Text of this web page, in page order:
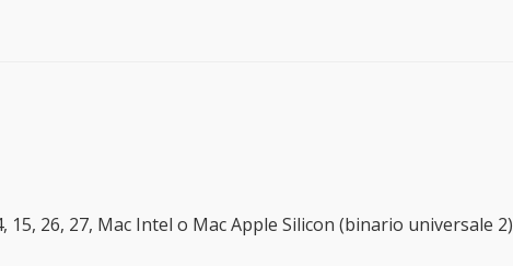
15, 26, 27, Mac Intel o Mac Apple Silicon (binario universale 2)